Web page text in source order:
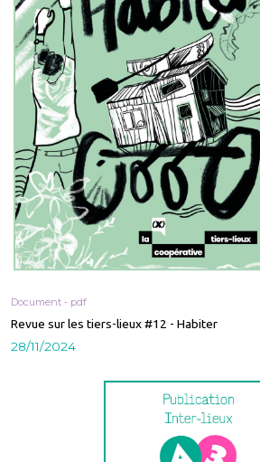
Document - pdf
Revue sur les tiers-lieux #12 - Habiter
28/11/2024